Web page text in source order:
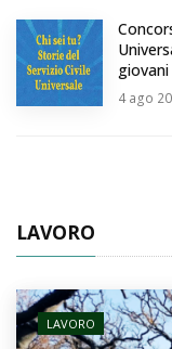
4 ago
LAVORO
LAVORO